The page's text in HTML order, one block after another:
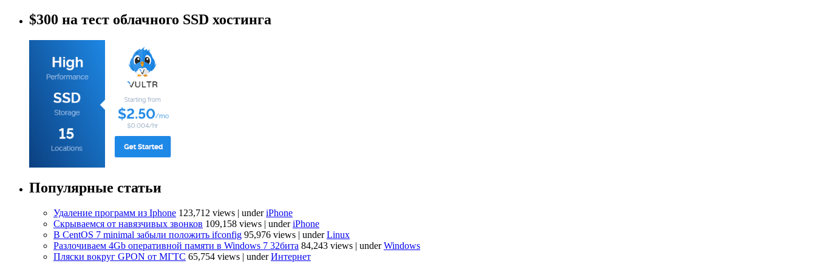
$300 на тест облачного SSD хостинга
Популярные статьи
Удаление программ из Iphone 123,712 views | underiPhone
Скрываемся от навязчивых звонков 109,158 views | underiPhone
В CentOS 7 minimal забыли положить ifconfig 95,976 views | underLinux
Разлочиваем 4Gb оперативной памяти в Windows 7 32бита 84,243 views | underWindows
Пляски вокруг GPON от МГТС 65,754 views | underИнтернет